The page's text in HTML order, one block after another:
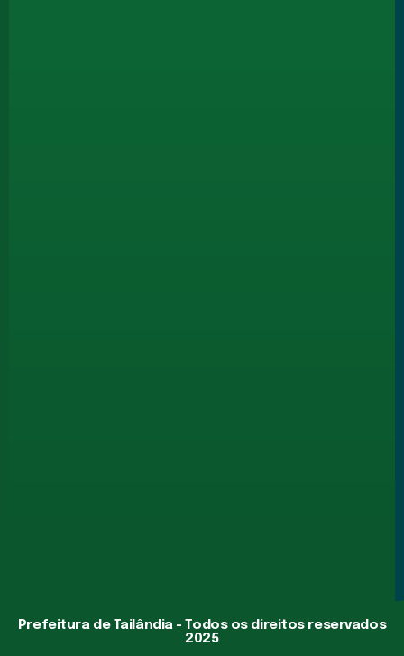
Prefeitura de Tailândia - Todos os direitos reservados
2025